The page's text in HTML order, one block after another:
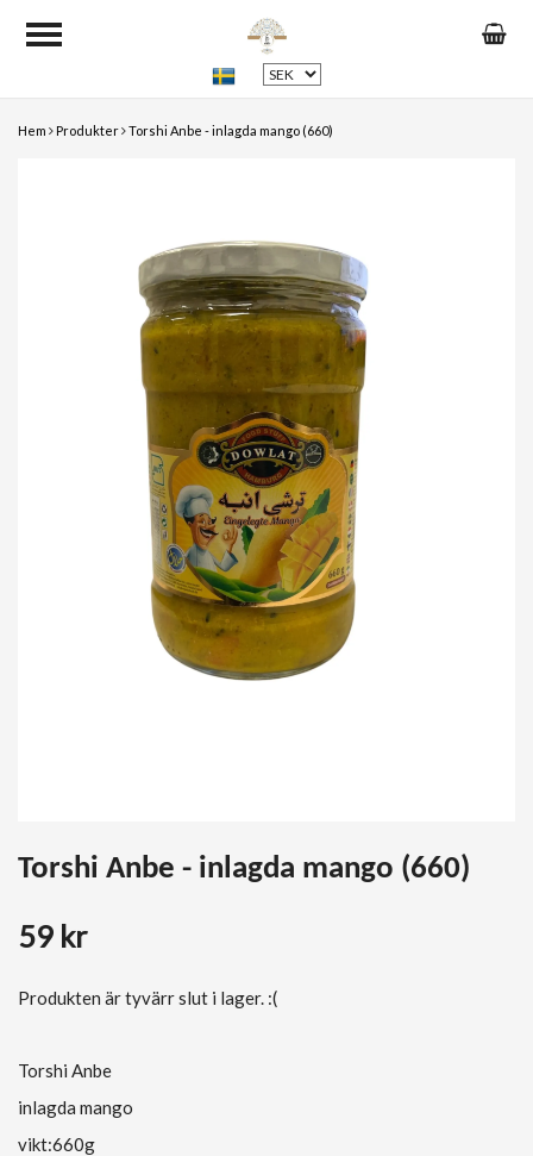
Hem Produkter Torshi Anbe - inlagda mango (660)
Torshi Anbe - inlagda mango (660)
59 kr
Produkten är tyvärr slut i lager. :(
Torshi Anbe
inlagda mango
vikt:660g